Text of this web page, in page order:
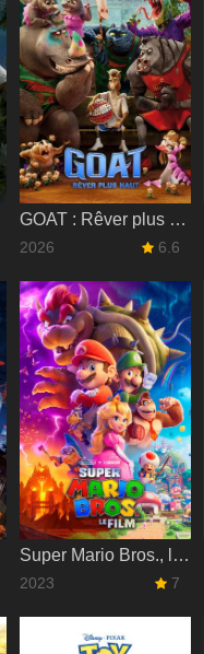
GOAT : Rêver plus haut
2026 6.6
Super Mario Bros., le film
2023 7